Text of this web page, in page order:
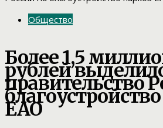
Общество
Более 1,5
рублей
правительство
ЕАО